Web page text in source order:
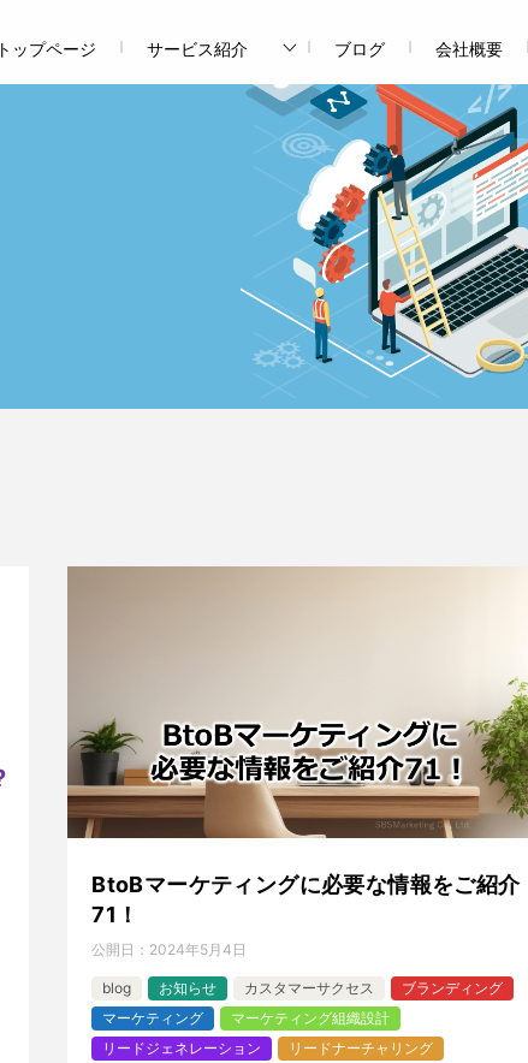
トップページ サービス紹介 ブログ 会社概要
BtoBマーケティングに必要な情報をご紹介
71！
公開日： 2024年5月4日
blog お知らせ カスタマーサクセス
ブランディング
マーケティング
マーケティング組織設計
リードジェネレーション
リードナーチャリング